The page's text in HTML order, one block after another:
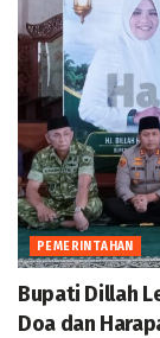
PEMERINTAHAN
Bupati Dillah
Doa dan